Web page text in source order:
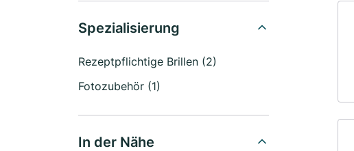
Spezialisierung
Rezeptpflichtige Brillen (2)
Fotozubehör (1)
In der Nähe